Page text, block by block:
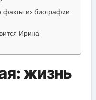
факты из биографии
Ирина
жизнь